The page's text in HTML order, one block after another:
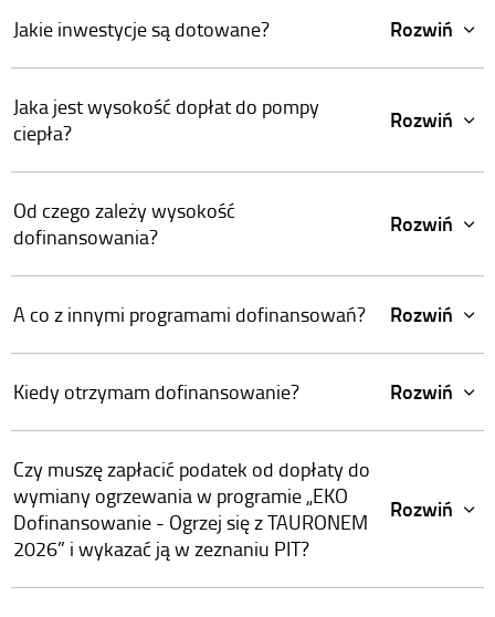
Jakie inwestycje są dotowane? Rozwiń
Jaka jest wysokość dopłat do pompy
ciepła?
Rozwiń
Od czego zależy wysokość
dofinansowania?
Rozwiń
A co z innymi programami dofinansowań? Rozwiń
Kiedy otrzymam dofinansowanie? Rozwiń
Czy muszę zapłacić podatek od dopłaty do
wymiany ogrzewania w programie „EKO
Dofinansowanie - Ogrzej się z TAURONEM
2026” i wykazać ją w zeznaniu PIT?
Rozwiń